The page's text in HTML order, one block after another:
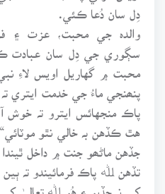
دِل سان دُعا ڪئي.
والدہ جي محبت، عزت ۽
سڳوري جي دِل سان عبادت
محبت ۾ گهاريل اويس لاءِ
پنھنجي ماءُ جي خدمت ايتري
پاڪ منجهائس ايترو تہ خوش
هٿ ڪڏهن بہ خالي نٿو موٽائي“،
جڏهن ماڻھو جنت ۾ داخل ٿيندا
تڏهن ﷲ پاڪ فرمائيندو تہ
کي نہ ڇڏيو ۽ هُو ﷲ تعاليٰ